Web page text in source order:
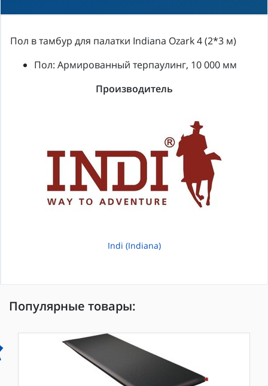
Пол в тамбур для палатки Indiana Ozark 4 (2*3 м)
Пол: Армированный терпаулинг, 10 000 мм
Производитель
Indi (Indiana)
Популярные товары: